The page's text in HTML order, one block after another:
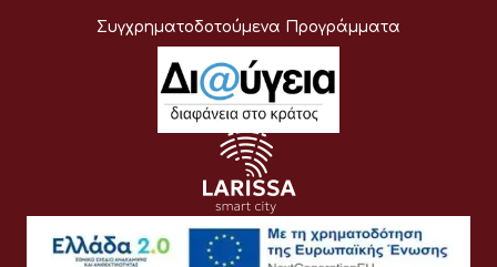
Συγχρηματοδοτούμενα Προγράμματα